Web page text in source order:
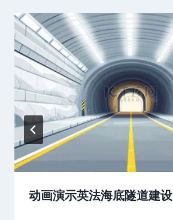
动画演示英法海底隧道建设